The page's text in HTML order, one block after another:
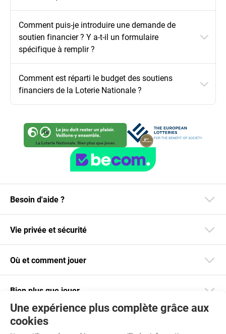
Comment puis-je introduire une demande de
soutien financier ? Y a-t-il un formulaire
spécifique à remplir ?
Comment est réparti le budget des soutiens
financiers de la Loterie Nationale ?
Une expérience plus complète grâce aux
cookies
Besoin d'aide ?
Vie privée et sécurité
Où et comment jouer
Bien plus que jouer